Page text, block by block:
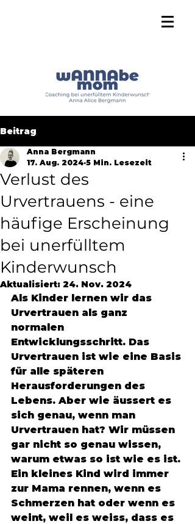
Beitrag
Verlust des
Urvertrauens - eine
häufige Erscheinung
bei unerfülltem
Kinderwunsch
Anna Bergmann
17. Aug. 2024 5 Min. Lesezeit
Aktualisiert: 24. Nov. 2024
Als Kinder lernen wir das
Urvertrauen als ganz
normalen
Entwicklungsschritt. Das
Urvertrauen ist wie eine Basis
für alle späteren
Herausforderungen des
Lebens. Aber wie äussert es
sich genau, wenn man
Urvertrauen hat? Wir müssen
gar nicht so genau wissen,
warum etwas so ist wie es ist.
Ein kleines Kind wird immer
zur Mama rennen, wenn es
Schmerzen hat oder wenn es
weint, weil es weiss, dass es